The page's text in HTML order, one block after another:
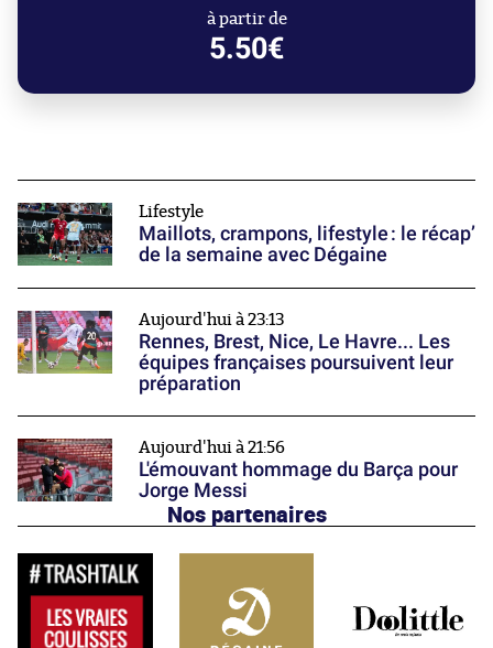
à partir de
5.50€
Lifestyle
Maillots, crampons, lifestyle : le récap’
de la semaine avec Dégaine
Aujourd'hui à 23:13
Rennes, Brest, Nice, Le Havre... Les
équipes françaises poursuivent leur
préparation
Aujourd'hui à 21:56
L'émouvant hommage du Barça pour
Jorge Messi
Nos partenaires